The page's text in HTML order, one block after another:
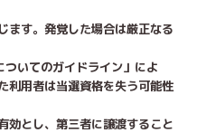
す。発覚した場合は厳正なる
いてのガイドライン」によ
利用者は当選資格を失う可能性
とし、第三者に譲渡すること